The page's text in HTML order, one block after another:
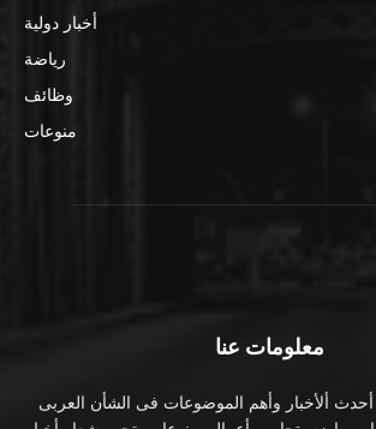
أخبار دولية
رياضة
وظائف
منوعات
معلومات عنا
ألأخبار وأهم الموضوعات فى الشأن العربى